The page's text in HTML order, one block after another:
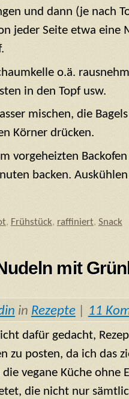
und dann (je nach
jeder Seite etwa eine
o.ä.
in den Topf usw.
mischen, die
Körner drücken.
vorgeheizten
backen.
, Frühstück, raffiniert, Snack
mit
in Rezepte| 11
dafür gedacht,
zu posten, da ich das
vegane Küche ohne
die nicht nur